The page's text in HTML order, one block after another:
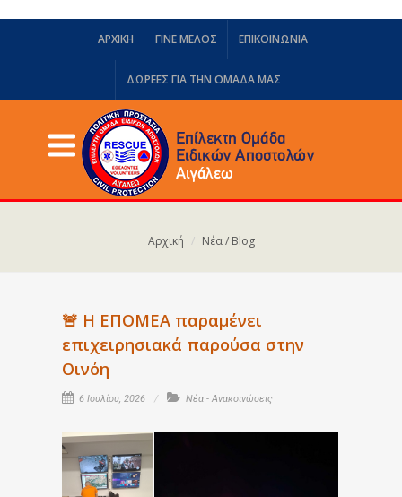
ΑΡΧΙΚΗ ΓΙΝΕ ΜΕΛΟΣ ΕΠΙΚΟΙΝΩΝΙΑ
ΔΩΡΕΈΣ ΓΙΑ ΤΗΝ ΟΜΆΔΑ ΜΑΣ
Αρχική Νέα / Blog
🚨 Η ΕΠΟΜΕΑ παραμένει
επιχειρησιακά παρούσα στην
Οινόη
6 Ιουλίου, 2026 Νέα - Ανακοινώσεις